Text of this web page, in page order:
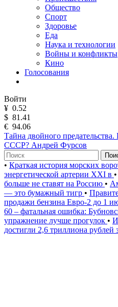
Общество
Спорт
Здоровье
Еда
Наука и технологии
Войны и конфликты
Кино
Голосования
Войти
¥ 0.52
$ 81.41
€ 94.06
Тайна двойного
СССР? Андрей Фурсов
• Краткая история морских
энергетической артерии XXI в •
больше не ставят на Россию •
— это бумажный тигр •
продажи бензина Евро-2 до 1
60 – фатальная ошибка:
упражнение лучше прогулок •
достигли 2,6 триллиона рублей